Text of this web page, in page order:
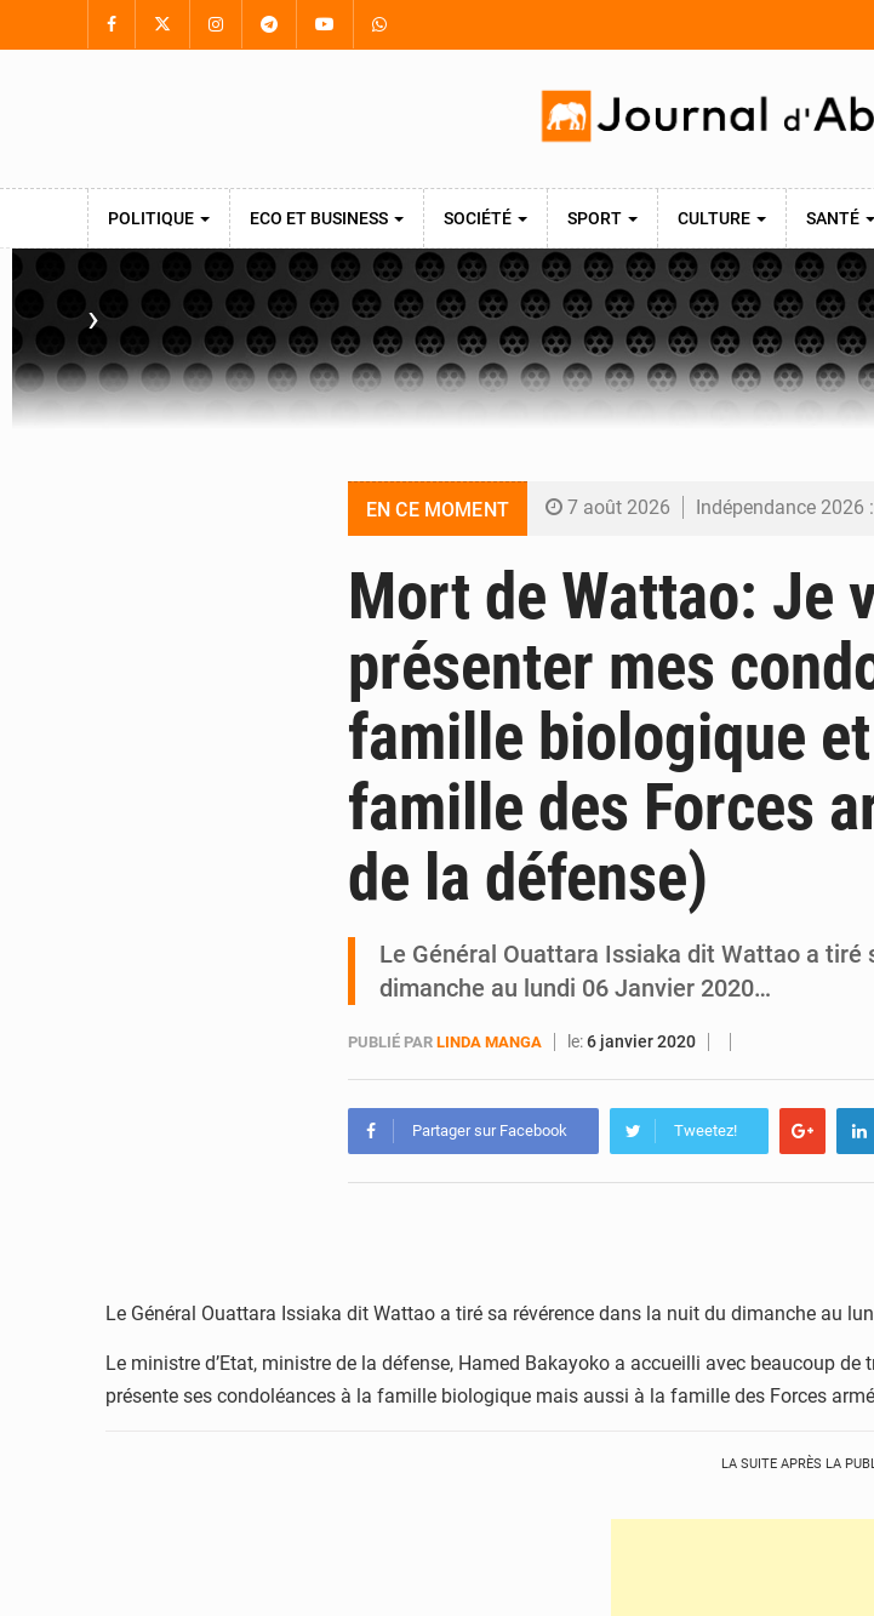
POLITIQUE ECO ET BUSINESS SOCIÉTÉ SPORT CULTURE SANTÉ
›
EN CE MOMENT 7 août 2026 Indépendance 2026 : plus de 5 400
7 août 2026 An 66 de l’Indépendance :
6 août 2026 Daloa : décès du colonel Karim Traoré,
6 août 2026 PDCI-RDA : Maurice Kakou
Mort de Wattao: Je
présenter mes
famille biologique
famille des Forces
de la défense)
Le Général Ouattara Issiaka dit Wattao a tiré
dimanche au lundi 06 Janvier 2020…
PUBLIÉ PAR LINDA MANGA le:6 janvier 2020
Partager sur Facebook Tweetez!
Le Général Ouattara Issiaka dit Wattao a tiré sa révérence dans la nuit du dimanche au
Le ministre d’Etat, ministre de la défense, Hamed Bakayoko a accueilli avec beaucoup
présente ses condoléances à la famille biologique mais aussi à la famille des Forces
LA SUITE APRÈS LA